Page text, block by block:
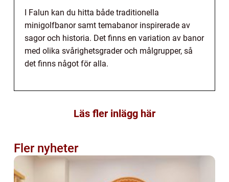
I Falun kan du hitta både traditionella
minigolfbanor samt temabanor inspirerade av
sagor och historia. Det finns en variation av banor
med olika svårighetsgrader och målgrupper, så
det finns något för alla.
Läs fler inlägg här
Fler nyheter